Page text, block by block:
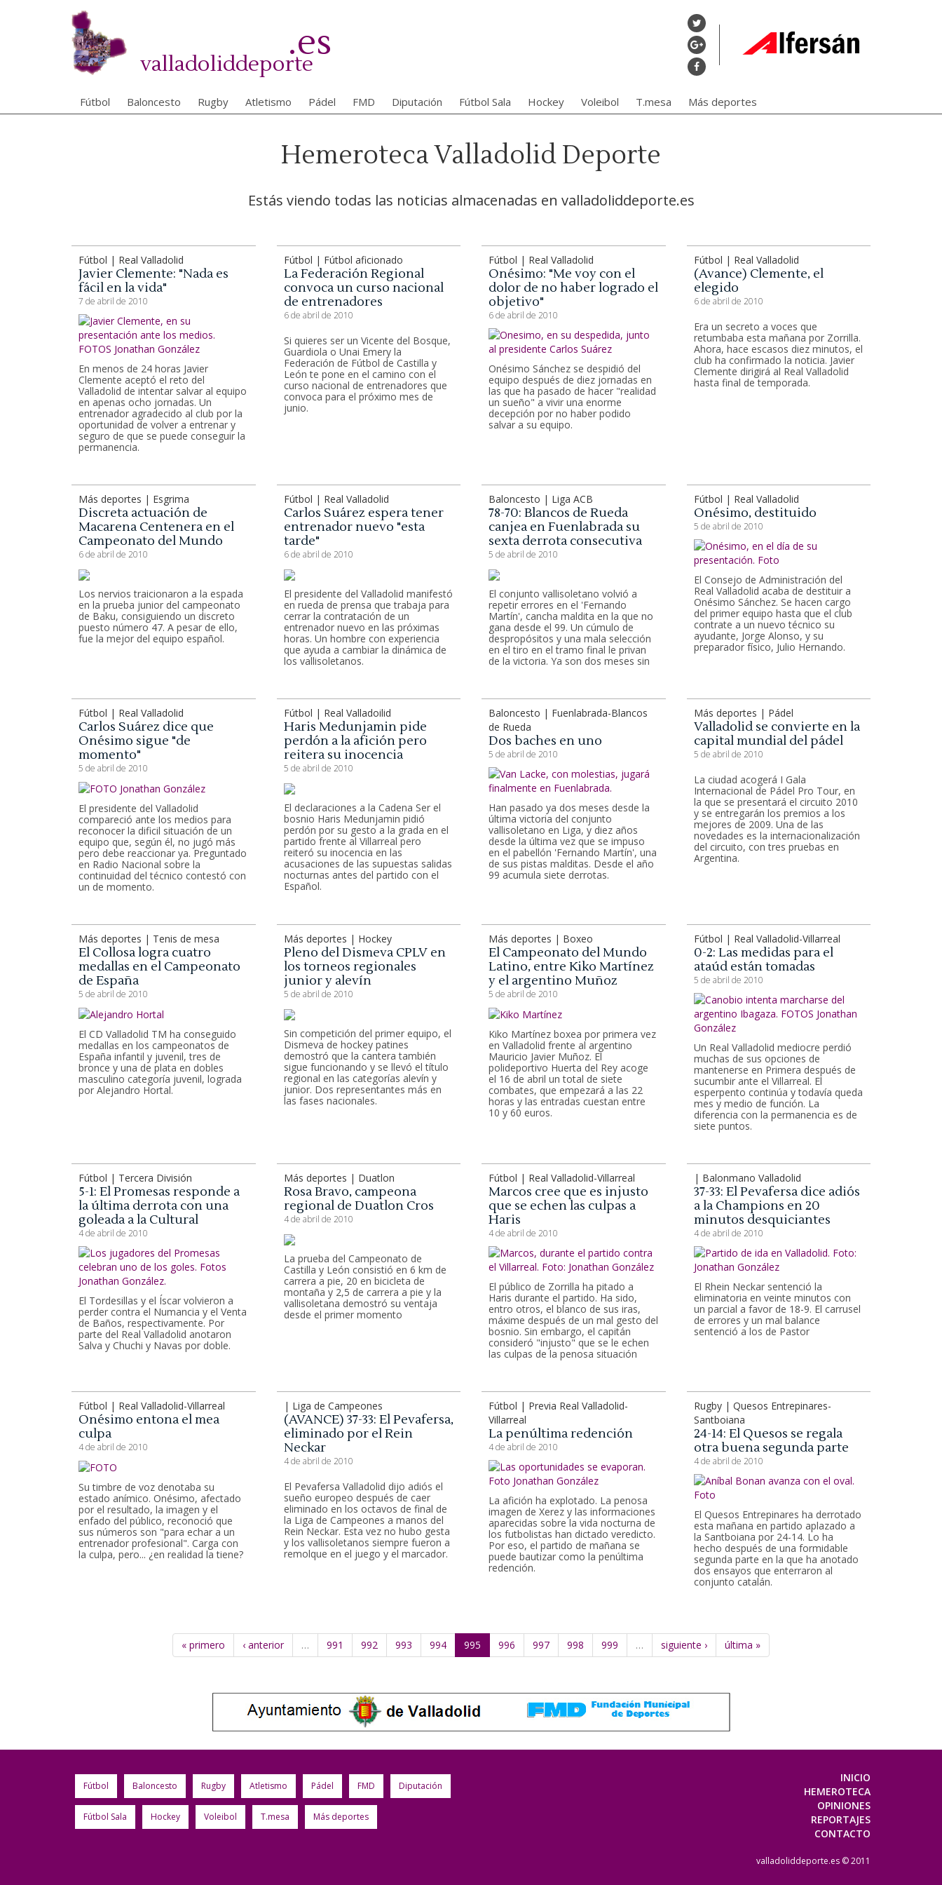
valladoliddeporte
.es
Fútbol Baloncesto Rugby Atletismo Pádel FMD Diputación Fútbol Sala Hockey Voleibol T.mesa Más deportes
Hemeroteca Valladolid Deporte
Estás viendo todas las noticias almacenadas en valladoliddeporte.es
Fútbol | Real Valladolid
Javier Clemente: "Nada es
fácil en la vida"
7 de abril de 2010
En menos de 24 horas Javier
Clemente aceptó el reto del
Valladolid de intentar salvar al equipo
en apenas ocho jornadas. Un
entrenador agradecido al club por la
oportunidad de volver a entrenar y
seguro de que se puede conseguir la
permanencia.
Fútbol | Fútbol aficionado
La Federación Regional
convoca un curso nacional
de entrenadores
6 de abril de 2010
Si quieres ser un Vicente del Bosque,
Guardiola o Unai Emery la
Federación de Fútbol de Castilla y
León te pone en el camino con el
curso nacional de entrenadores que
convoca para el próximo mes de
junio.
Fútbol | Real Valladolid
Onésimo: "Me voy con el
dolor de no haber logrado el
objetivo"
6 de abril de 2010
Onésimo Sánchez se despidió del
equipo después de diez jornadas en
las que ha pasado de hacer "realidad
un sueño" a vivir una enorme
decepción por no haber podido
salvar a su equipo.
Fútbol | Real Valladolid
(Avance) Clemente, el
elegido
6 de abril de 2010
Era un secreto a voces que
retumbaba esta mañana por Zorrilla.
Ahora, hace escasos diez minutos, el
club ha confirmado la noticia. Javier
Clemente dirigirá al Real Valladolid
hasta final de temporada.
Más deportes | Esgrima
Discreta actuación de
Macarena Centenera en el
Campeonato del Mundo
6 de abril de 2010
Los nervios traicionaron a la espada
en la prueba junior del campeonato
de Baku, consiguiendo un discreto
puesto número 47. A pesar de ello,
fue la mejor del equipo español.
Fútbol | Real Valladolid
Carlos Suárez espera tener
entrenador nuevo "esta
tarde"
6 de abril de 2010
El presidente del Valladolid manifestó
en rueda de prensa que trabaja para
cerrar la contratación de un
entrenador nuevo en las próximas
horas. Un hombre con experiencia
que ayuda a cambiar la dinámica de
los vallisoletanos.
Baloncesto | Liga ACB
78-70: Blancos de Rueda
canjea en Fuenlabrada su
sexta derrota consecutiva
5 de abril de 2010
El conjunto vallisoletano volvió a
repetir errores en el 'Fernando
Martín', cancha maldita en la que no
gana desde el 99. Un cúmulo de
despropósitos y una mala selección
en el tiro en el tramo final le privan
de la victoria. Ya son dos meses sin
Fútbol | Real Valladolid
Onésimo, destituido
5 de abril de 2010
El Consejo de Administración del
Real Valladolid acaba de destituir a
Onésimo Sánchez. Se hacen cargo
del primer equipo hasta que el club
contrate a un nuevo técnico su
ayudante, Jorge Alonso, y su
preparador físico, Julio Hernando.
Fútbol | Real Valladolid
Carlos Suárez dice que
Onésimo sigue "de
momento"
5 de abril de 2010
El presidente del Valladolid
compareció ante los medios para
reconocer la dificil situación de un
equipo que, según él, no jugó más
pero debe reaccionar ya. Preguntado
en Radio Nacional sobre la
continuidad del técnico contestó con
un de momento.
Fútbol | Real Valladoilid
Haris Medunjamin pide
perdón a la afición pero
reitera su inocencia
5 de abril de 2010
El declaraciones a la Cadena Ser el
bosnio Haris Medunjamin pidió
perdón por su gesto a la grada en el
partido frente al Villarreal pero
reiteró su inocencia en las
acusaciones de las supuestas salidas
nocturnas antes del partido con el
Español.
Baloncesto | Fuenlabrada-Blancos
de Rueda
Dos baches en uno
5 de abril de 2010
Han pasado ya dos meses desde la
última victoria del conjunto
vallisoletano en Liga, y diez años
desde la última vez que se impuso
en el pabellón 'Fernando Martín', una
de sus pistas malditas. Desde el año
99 acumula siete derrotas.
Más deportes | Pádel
Valladolid se convierte en la
capital mundial del pádel
5 de abril de 2010
La ciudad acogerá I Gala
Internacional de Pádel Pro Tour, en
la que se presentará el circuito 2010
y se entregarán los premios a los
mejores de 2009. Una de las
novedades es la internacionalización
del circuito, con tres pruebas en
Argentina.
Más deportes | Tenis de mesa
El Collosa logra cuatro
medallas en el Campeonato
de España
5 de abril de 2010
El CD Valladolid TM ha conseguido
medallas en los campeonatos de
España infantil y juvenil, tres de
bronce y una de plata en dobles
masculino categoría juvenil, lograda
por Alejandro Hortal.
Más deportes | Hockey
Pleno del Dismeva CPLV en
los torneos regionales
junior y alevín
5 de abril de 2010
Sin competición del primer equipo, el
Dismeva de hockey patines
demostró que la cantera también
sigue funcionando y se llevó el título
regional en las categorías alevín y
junior. Dos representantes más en
las fases nacionales.
Más deportes | Boxeo
El Campeonato del Mundo
Latino, entre Kiko Martínez
y el argentino Muñoz
5 de abril de 2010
Kiko Martínez boxea por primera vez
en Valladolid frente al argentino
Mauricio Javier Muñoz. El
polideportivo Huerta del Rey acoge
el 16 de abril un total de siete
combates, que empezará a las 22
horas y las entradas cuestan entre
10 y 60 euros.
Fútbol | Real Valladolid-Villarreal
0-2: Las medidas para el
ataúd están tomadas
5 de abril de 2010
Un Real Valladolid mediocre perdió
muchas de sus opciones de
mantenerse en Primera después de
sucumbir ante el Villarreal. El
esperpento continúa y todavía queda
mes y medio de función. La
diferencia con la permanencia es de
siete puntos.
Fútbol | Tercera División
5-1: El Promesas responde a
la última derrota con una
goleada a la Cultural
4 de abril de 2010
El Tordesillas y el Íscar volvieron a
perder contra el Numancia y el Venta
de Baños, respectivamente. Por
parte del Real Valladolid anotaron
Salva y Chuchi y Navas por doble.
Más deportes | Duatlon
Rosa Bravo, campeona
regional de Duatlon Cros
4 de abril de 2010
La prueba del Campeonato de
Castilla y León consistió en 6 km de
carrera a pie, 20 en bicicleta de
montaña y 2,5 de carrera a pie y la
vallisoletana demostró su ventaja
desde el primer momento
Fútbol | Real Valladolid-Villarreal
Marcos cree que es injusto
que se echen las culpas a
Haris
4 de abril de 2010
El público de Zorrilla ha pitado a
Haris durante el partido. Ha sido,
entro otros, el blanco de sus iras,
máxime después de un mal gesto del
bosnio. Sin embargo, el capitán
consideró "injusto" que se le echen
las culpas de la penosa situación
| Balonmano Valladolid
37-33: El Pevafersa dice adiós
a la Champions en 20
minutos desquiciantes
4 de abril de 2010
El Rhein Neckar sentenció la
eliminatoria en veinte minutos con
un parcial a favor de 18-9. El carrusel
de errores y un mal balance
sentenció a los de Pastor
Fútbol | Real Valladolid-Villarreal
Onésimo entona el mea
culpa
4 de abril de 2010
Su timbre de voz denotaba su
estado anímico. Onésimo, afectado
por el resultado, la imagen y el
enfado del público, reconoció que
sus números son "para echar a un
entrenador profesional". Carga con
la culpa, pero... ¿en realidad la tiene?
| Liga de Campeones
(AVANCE) 37-33: El Pevafersa,
eliminado por el Rein
Neckar
4 de abril de 2010
El Pevafersa Valladolid dijo adiós el
sueño europeo después de caer
eliminado en los octavos de final de
la Liga de Campeones a manos del
Rein Neckar. Esta vez no hubo gesta
y los vallisoletanos siempre fueron a
remolque en el juego y el marcador.
Fútbol | Previa Real Valladolid-
Villarreal
La penúltima redención
4 de abril de 2010
La afición ha explotado. La penosa
imagen de Xerez y las informaciones
aparecidas sobre la vida nocturna de
los futbolistas han dictado veredicto.
Por eso, el partido de mañana se
puede bautizar como la penúltima
redención.
Rugby | Quesos Entrepinares-
Santboiana
24-14: El Quesos se regala
otra buena segunda parte
4 de abril de 2010
El Quesos Entrepinares ha derrotado
esta mañana en partido aplazado a
la Santboiana por 24-14. Lo ha
hecho después de una formidable
segunda parte en la que ha anotado
dos ensayos que enterraron al
conjunto catalán.
« primero ‹ anterior … 991 992 993 994 995 996 997 998 999 … siguiente › última »
Fútbol Baloncesto Rugby Atletismo Pádel FMD Diputación
Fútbol Sala Hockey Voleibol T.mesa Más deportes
INICIO
HEMEROTECA
OPINIONES
REPORTAJES
CONTACTO
valladoliddeporte.es © 2011